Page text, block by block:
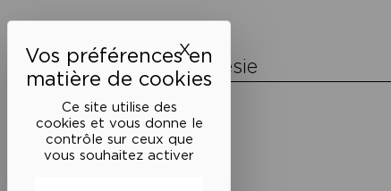
Ce site utilise des
cookies et vous donne le
contrôle sur ceux que
vous souhaitez activer
XMasquer le bandeau des
l’article
La Maison de la Poésie
Découvrir
En photos
Historique
Nos partenaires